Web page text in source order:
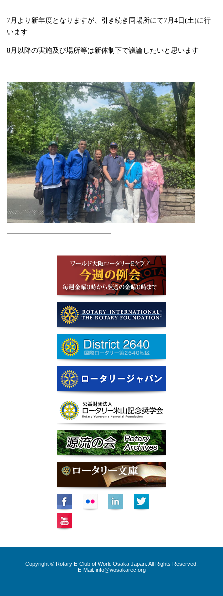
7月より新年度となりますが、引き続き同場所にて7月4日(土)に行
います
8月以降の実施及び場所等は新体制下で議論したいと思います
Copyright © Rotary E-Club of World Osaka Japan. All Rights Reserved.
E-Mail: info@wosakarec.org